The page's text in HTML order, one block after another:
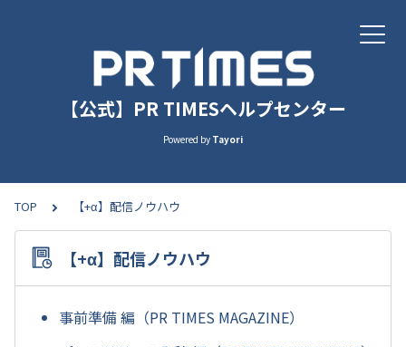
【公式】PR TIMESヘルプセンター
Powered by Tayori
TOP 【+α】配信ノウハウ
【+α】配信ノウハウ
事前準備 編（PR TIMES MAGAZINE）